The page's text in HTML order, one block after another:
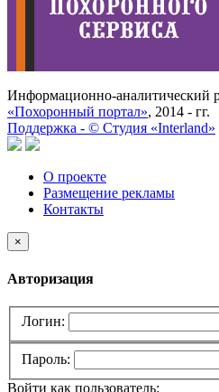
Информационно-аналитический
«Похоронный портал», 2014 - гг.
Поддержка - © Cтудия «Interland»
О проекте
Размещение рекламы
Контакты
×
Авторизация
Логин:
Пароль:
Войти как пользователь: